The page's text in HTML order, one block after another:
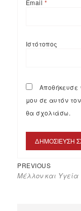
Email *
Ιστότοπος
Αποθήκευσε
μου σε αυτόν
θα σχολιάσω.
PREVIOUS
Μέλλον και Υγεία